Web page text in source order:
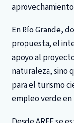
En Río Grande,
propuesta, el
apoyo al
naturaleza, sino
para el turismo
empleo verde en